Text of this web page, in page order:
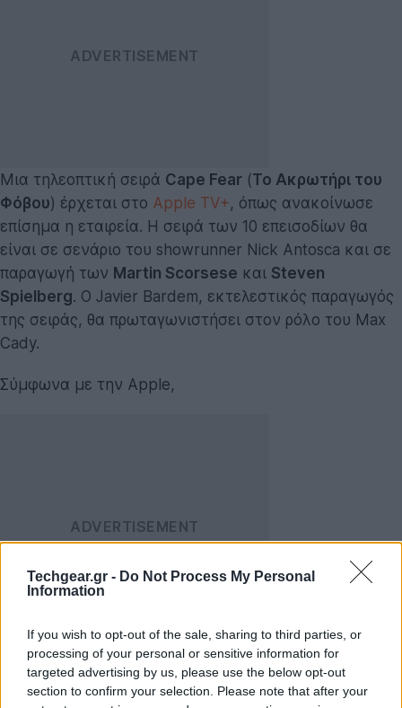
Techgear.gr - Do Not Process My Personal
Information
If you wish to opt-out of the sale, sharing to third parties, or
processing of your personal or sensitive information for
targeted advertising by us, please use the below opt-out
section to confirm your selection. Please note that after your
Μια τηλεοπτική σειρά Cape Fear (Το Ακρωτήρι του
Φόβου) έρχεται στο Apple TV+, όπως ανακοίνωσε
επίσημα η εταιρεία. Η σειρά των 10 επεισοδίων θα
είναι σε σενάριο του showrunner Nick Antosca και σε
παραγωγή των Martin Scorsese και Steven
Spielberg. Ο Javier Bardem, εκτελεστικός παραγωγός
της σειράς, θα πρωταγωνιστήσει στον ρόλο του Max
Cady.
Σύμφωνα με την Apple,
Το Cape Fear είναι ένα τεταμένο,
χιτσκοκικό θρίλερ και μια εξέταση της
εμμονής της Αμερικής με το αληθινό